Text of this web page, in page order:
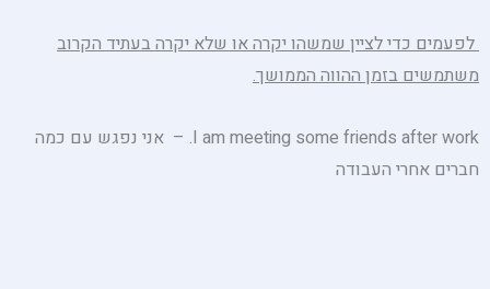
לפעמים כדי לציין שמשהו יקרה או שלא יקרה בעתיד הקרוב
משתמשים בזמן ההווה הממושך.
I am meeting some friends after work. – אני נפגש עם כמה
חברים אחרי העבודה